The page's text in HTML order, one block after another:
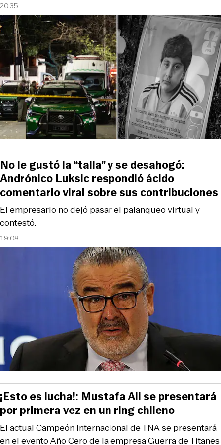
20:35
19:08
El empresario no dejó pasar el palanqueo virtual y
contestó.
No le gustó la “talla” y se desahogó:
Andrónico Luksic respondió ácido
comentario viral sobre sus contribuciones
El actual Campeón Internacional de TNA se presentará
en el evento Año Cero de la empresa Guerra de Titanes
¡Esto es lucha!: Mustafa Ali se presentará
por primera vez en un ring chileno